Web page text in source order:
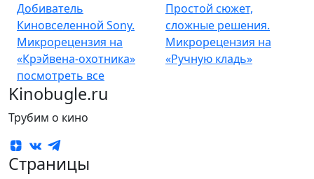
Добиватель
Киновселенной Sony.
Микрорецензия на
«Крэйвена-охотника»
Простой сюжет,
сложные решения.
Микрорецензия на
«Ручную кладь»
посмотреть все
Kinobugle.ru
Трубим о кино
Страницы